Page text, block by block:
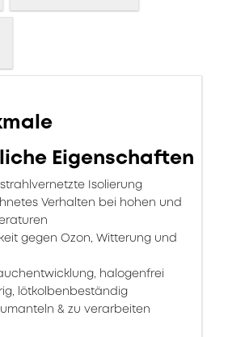
Eigenschaften
Isolierung
Verhalten bei hohen und
gegen Ozon, Witterung und
halogenfrei
lötkolbenbeständig
& zu verarbeiten